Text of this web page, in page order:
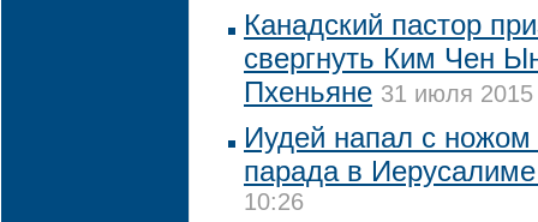
Канадский пастор
свергнуть Ким Чен
Пхеньяне 31 июля 2015
Иудей напал с ножом
парада в
10:26